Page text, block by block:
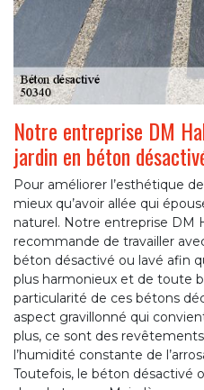
Notre entreprise DM
jardin en béton
Pour améliorer l’esthétique
mieux qu’avoir allée qui
naturel. Notre entreprise DM
recommande de travailler
béton désactivé ou lavé afin
plus harmonieux et de toute
particularité de ces bétons
aspect gravillonné qui
plus, ce sont des
l’humidité constante de
Toutefois, le béton désactivé